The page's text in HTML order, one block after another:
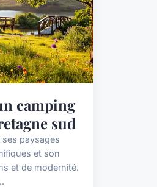
camping
sud
ses paysages
et son
et de modernité.